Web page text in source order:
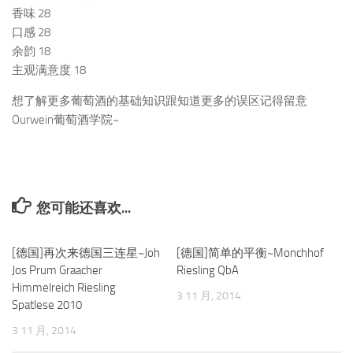
香味 28
口感 28
余韵 18
主观满意度 18
想了解更多葡萄酒的基础知识跟知道更多的误区记得留意
Ourwein葡萄酒学院~
您可能还喜欢...
[德国]再次来德国三连星~Joh
Jos Prum Graacher
Himmelreich Riesling
Spatlese 2010
3 11 月, 2014
[德国]简单的平衡~Monchhof
Riesling QbA
3 11 月, 2014